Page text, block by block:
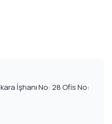
İşhanı No: 28 Ofis No: